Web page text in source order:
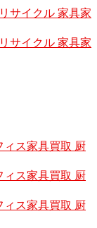
サイクル 家具家
サイクル 家具家
ィス家具買取 厨
ィス家具買取 厨
ィス家具買取 厨